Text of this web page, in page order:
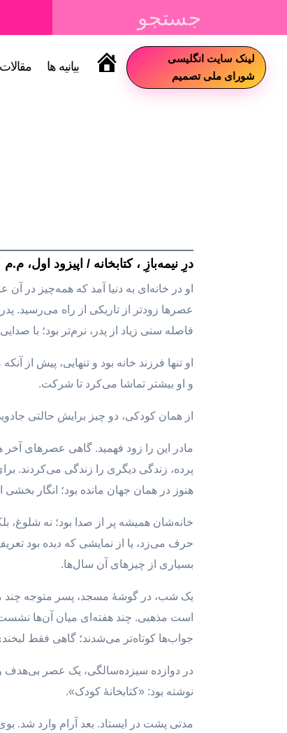
سایت بیانیه ها مقالات
لینک سایت انگلیسی
شورای ملی تصمیم
درِ نیمه‌بازِ ، کتابخانه / اپیزود اول، م.م
او در خانه‌ای به دنیا آمد که همه‌چیز در
عصرها زودتر از تاریکی از راه می‌رسید.
فاصله سنی زیاد از پدر، نرم‌تر بود؛ با
او تنها فرزند خانه بود و تنهایی، پیش
و او بیشتر تماشا می‌کرد تا شرکت.
از همان کودکی، دو چیز برایش حالتی
مادر این را زود فهمید. گاهی عصرهای
پرده، زندگی دیگری را زندگی می‌کردند.
هنوز در همان جهان مانده بود؛ انگار
خانه‌شان همیشه پر از صدا بود؛ نه شلوغ،
حرف می‌زد، یا از نمایشی که دیده بود
بسیاری از چیزهای آن سال‌ها.
یک شب، در گوشهٔ مسجد، پسر متوجه چند
است مذهبی. چند هفته‌ای میان آن‌ها
جواب‌ها کوتاه‌تر می‌شدند؛ گاهی فقط
در دوازده‌ سیزده‌سالگی، یک عصر بی‌هدف
نوشته بود: «کتابخانهٔ کودک».
مدتی پشت در ایستاد. بعد آرام وارد شد.